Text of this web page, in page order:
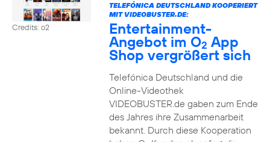
Credits: o2
TELEFÓNICA DEUTSCHLAND KOOPERIERT
MIT VIDEOBUSTER.DE:
Entertainment-
Angebot im O2 App
Shop vergrößert sich
Telefónica Deutschland und die
Online-Videothek
VIDEOBUSTER.de gaben zum Ende
des Jahres ihre Zusammenarbeit
bekannt. Durch diese Kooperation